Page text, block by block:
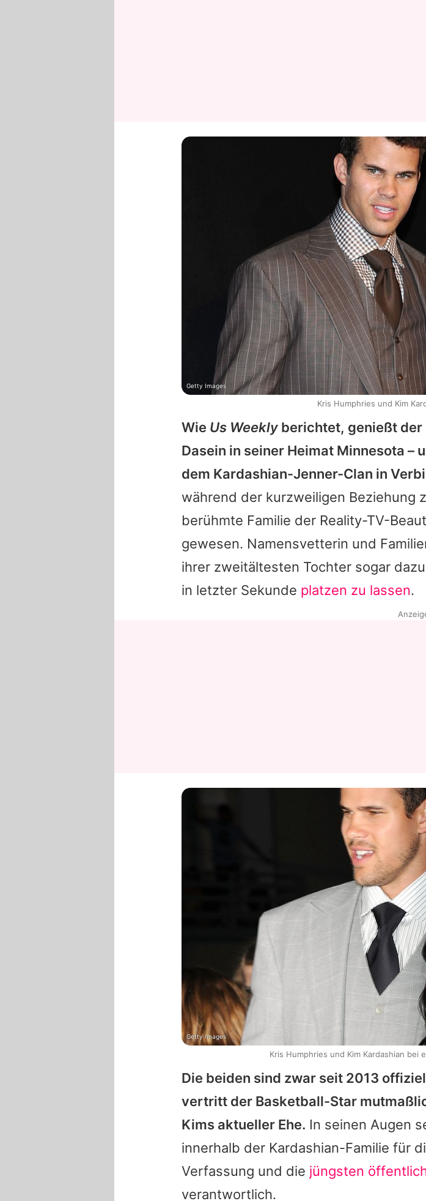
Wie Us Weekly berichtet, genießt
Dasein in seiner Heimat Minnesota –
dem Kardashian-Jenner-Clan in
während der kurzweiligen Beziehung
berühmte Familie der Reality-TV-
gewesen. Namensvetterin und
ihrer zweitältesten Tochter sogar
in letzter Sekunde platzen zu lassen.
Die beiden sind zwar seit 2013
vertritt der Basketball-Star
Kims aktueller Ehe. In seinen Augen
innerhalb der Kardashian-Familie für
Verfassung und die jüngsten
verantwortlich.
Getty Images
Kris Humphries und Kim
Getty Images
Kris Humphries und Kim Kardashian bei